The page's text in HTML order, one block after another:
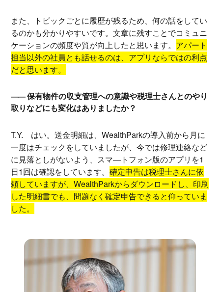
また、トピックごとに履歴が残るため、何の話をしてい
るのかも分かりやすいです。文章に残すことでコミュニ
ケーションの頻度や質が向上したと思います。 アパート
担当以外の社員とも話せるのは、アプリならではの利点
だと思います。
保有物件の収支管理への意識や税理士さんとのやり
取りなどにも変化はありましたか？
T.Y. はい。送金明細は、WealthParkの導入前から月に
一度はチェックをしていましたが、今では修理連絡など
に見落としがないよう、スマ―トフォン版のアプリを1
日1回は確認をしています。確定申告は税理士さんに依
頼していますが、WealthParkからダウンロードし、印刷
した明細書でも、問題なく確定申告できると仰っていま
した。